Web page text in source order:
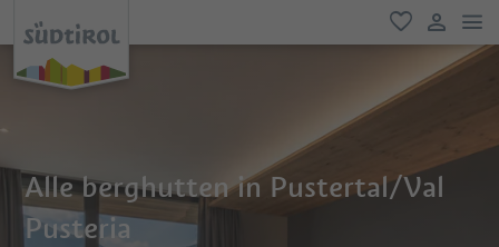
favoriet
Alle berghutten in Pustertal/Val
Pusteria